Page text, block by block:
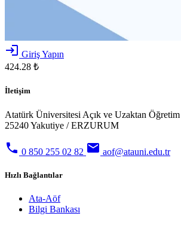
login Giriş Yapın
424.28 ₺
İletişim
Atatürk Üniversitesi Açık ve Uzaktan
25240 Yakutiye / ERZURUM
phone 0 850 255 02 82 email aof@atauni.edu.tr
Hızlı Bağlantılar
Ata-Aöf
Bilgi Bankası